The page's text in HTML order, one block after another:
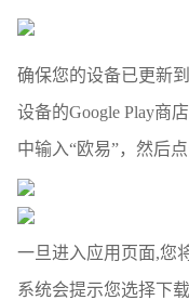
确保您的设备已更新
设备的Google Play商
中输入“欧易”，然后
一旦进入应用页面,您
系统会提示您选择下